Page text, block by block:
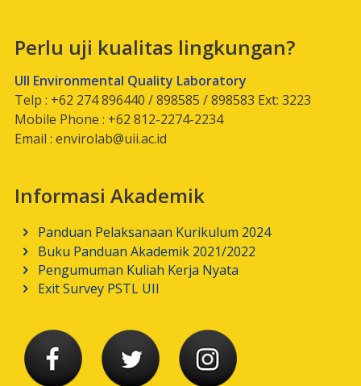
Perlu uji kualitas lingkungan?
UII Environmental Quality Laboratory
Telp : +62 274 896440 / 898585 / 898583 Ext: 3223
Mobile Phone : +62 812-2274-2234
Email : envirolab@uii.ac.id
Informasi Akademik
Panduan Pelaksanaan Kurikulum 2024
Buku Panduan Akademik 2021/2022
Pengumuman Kuliah Kerja Nyata
Exit Survey PSTL UII